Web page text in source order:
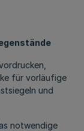
für vorläufige
und
notwendige